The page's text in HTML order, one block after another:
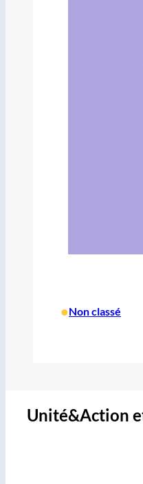
•Non classé
Unité&Action